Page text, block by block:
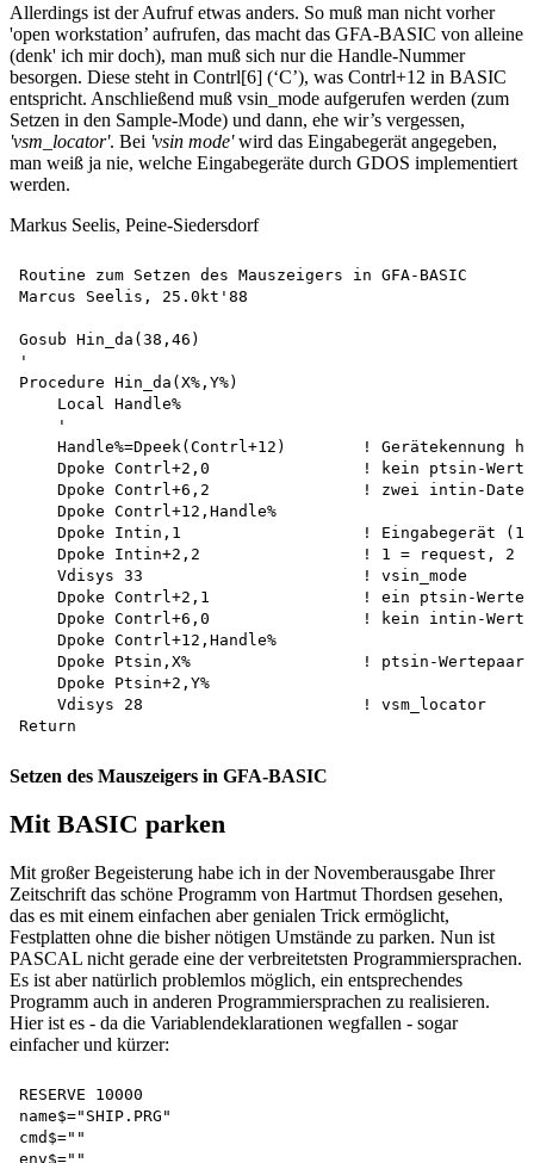
Allerdings ist der Aufruf etwas anders. So muß man nicht vorher
'open workstation’ aufrufen, das macht das GFA-BASIC von alleine
(denk' ich mir doch), man muß sich nur die Handle-Nummer
besorgen. Diese steht in Contrl[6] (‘C’), was Contrl+12 in BASIC
entspricht. Anschließend muß vsin_mode aufgerufen werden (zum
Setzen in den Sample-Mode) und dann, ehe wir’s vergessen,
'vsm_locator'. Bei 'vsin mode'wird das Eingabegerät angegeben,
man weiß ja nie, welche Eingabegeräte durch GDOS implementiert
werden.
Markus Seelis, Peine-Siedersdorf
Routine zum Setzen des Mauszeigers in GFA-BASIC
Marcus Seelis, 25.0kt'88
Gosub Hin_da(38,46)
'
Procedure Hin_da(X%,Y%)
    Local Handle%
    '
Handle%=Dpeek(Contrl+12)        ! Gerätekennung
Dpoke Contrl+2,0                ! kein ptsin-
    Dpoke Contrl+6,2                ! zwei intin-Daten
    Dpoke Contrl+12,Handle%
Dpoke Intin,1                   ! Eingabegerät
Dpoke Intin+2,2                 ! 1 = request, 2
    Vdisys 33                       ! vsin_mode
Dpoke Contrl+2,1                ! ein ptsin-
Dpoke Contrl+6,0                ! kein intin-
    Dpoke Contrl+12,Handle%
Dpoke Ptsin,X%                  ! ptsin-
    Dpoke Ptsin+2,Y%
    Vdisys 28                       ! vsm_locator
Setzen des Mauszeigers in GFA-BASIC
Mit BASIC parken
Mit großer Begeisterung habe ich in der Novemberausgabe Ihrer
Zeitschrift das schöne Programm von Hartmut Thordsen gesehen,
das es mit einem einfachen aber genialen Trick ermöglicht,
Festplatten ohne die bisher nötigen Umstände zu parken. Nun ist
PASCAL nicht gerade eine der verbreitetsten Programmiersprachen.
Es ist aber natürlich problemlos möglich, ein entsprechendes
Programm auch in anderen Programmiersprachen zu realisieren.
Hier ist es - da die Variablendeklarationen wegfallen - sogar
einfacher und kürzer:
RESERVE 10000
name$="SHIP.PRG"
cmd$=""
env$=""